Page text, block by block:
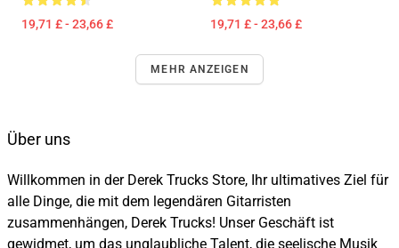
19,71 £ - 23,66 £ 19,71 £ - 23,66 £
MEHR ANZEIGEN
Über uns
Willkommen in der Derek Trucks Store, Ihr ultimatives Ziel für
alle Dinge, die mit dem legendären Gitarristen
zusammenhängen, Derek Trucks! Unser Geschäft ist
gewidmet, um das unglaubliche Talent, die seelische Musik